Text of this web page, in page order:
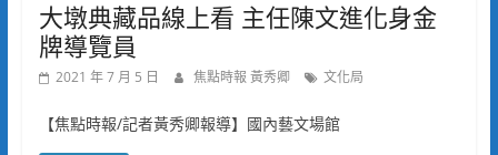
大墩典藏品線上看 主任陳文進化身金
牌導覽員
2021 年 7 月 5 日 焦點時報 黃秀卿 文化局
【焦點時報/記者黃秀卿報導】國內藝文場館